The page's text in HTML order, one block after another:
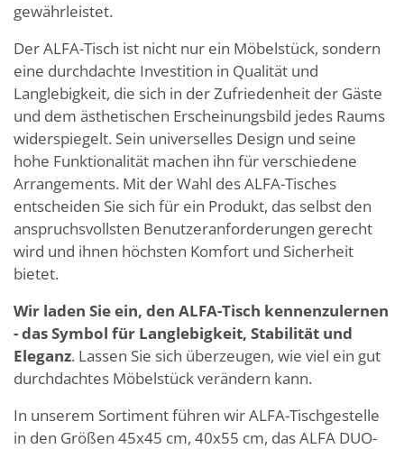
gewährleistet.
Der ALFA-Tisch ist nicht nur ein Möbelstück, sondern
eine durchdachte Investition in Qualität und
Langlebigkeit, die sich in der Zufriedenheit der Gäste
und dem ästhetischen Erscheinungsbild jedes Raums
widerspiegelt. Sein universelles Design und seine
hohe Funktionalität machen ihn für verschiedene
Arrangements. Mit der Wahl des ALFA-Tisches
entscheiden Sie sich für ein Produkt, das selbst den
anspruchsvollsten Benutzeranforderungen gerecht
wird und ihnen höchsten Komfort und Sicherheit
bietet.
Wir laden Sie ein, den ALFA-Tisch kennenzulernen
- das Symbol für Langlebigkeit, Stabilität und
Eleganz. Lassen Sie sich überzeugen, wie viel ein gut
durchdachtes Möbelstück verändern kann.
In unserem Sortiment führen wir ALFA-Tischgestelle
in den Größen 45x45 cm, 40x55 cm, das ALFA DUO-